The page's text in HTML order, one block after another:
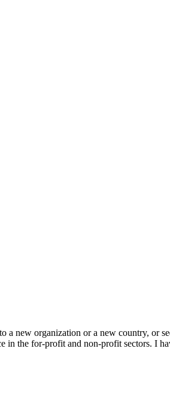
new organization or a new country, or
in the for-profit and non-profit sectors. I